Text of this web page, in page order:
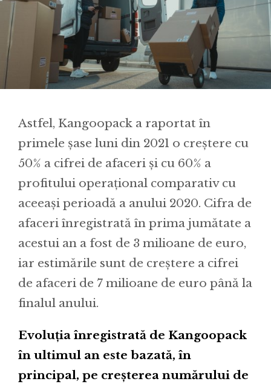
Astfel, Kangoopack a raportat în
primele șase luni din 2021 o creștere cu
50% a cifrei de afaceri și cu 60% a
profitului operațional comparativ cu
aceeași perioadă a anului 2020. Cifra de
afaceri înregistrată în prima jumătate a
acestui an a fost de 3 milioane de euro,
iar estimările sunt de creștere a cifrei
de afaceri de 7 milioane de euro până la
finalul anului.
Evoluția înregistrată de Kangoopack
în ultimul an este bazată, în
principal, pe creșterea numărului de